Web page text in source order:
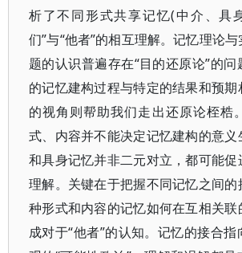
析了不同形式共享记忆(中介、具
们”与“他者”的相互理解。记忆理论
题的认识普遍存在“目的还原论”的
的记忆建构过程与特定的结果和预
的视角则帮助我们走出还原论桎梏
式、内容并不能决定记忆建构的意
和具身记忆并非二元对立，都可能促
理解。关键在于把握不同记忆之间的
种形式和内容的记忆如何在互相关
成对于“他者”的认知。记忆的接合